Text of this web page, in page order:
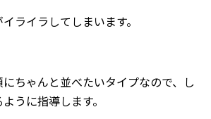
ライラしてしまいます。
ちゃんと並べたいタイプなので、し
うに指導します。